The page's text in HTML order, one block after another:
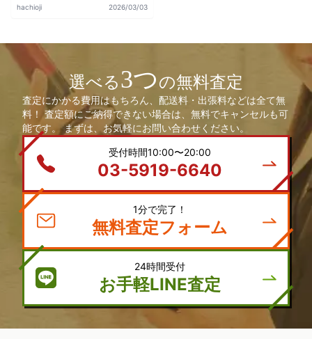
hachioji 2026/03/03
選べる3つの無料査定
査定にかかる費用はもちろん、配送料・出張料などは全て無
料！ 査定額にご納得できない場合は、無料でキャンセルも可
能です。 まずは、お気軽にお問い合わせください。
受付時間10:00〜20:00
03-5919-6640
1分で完了！
無料査定フォーム
24時間受付
お手軽LINE査定